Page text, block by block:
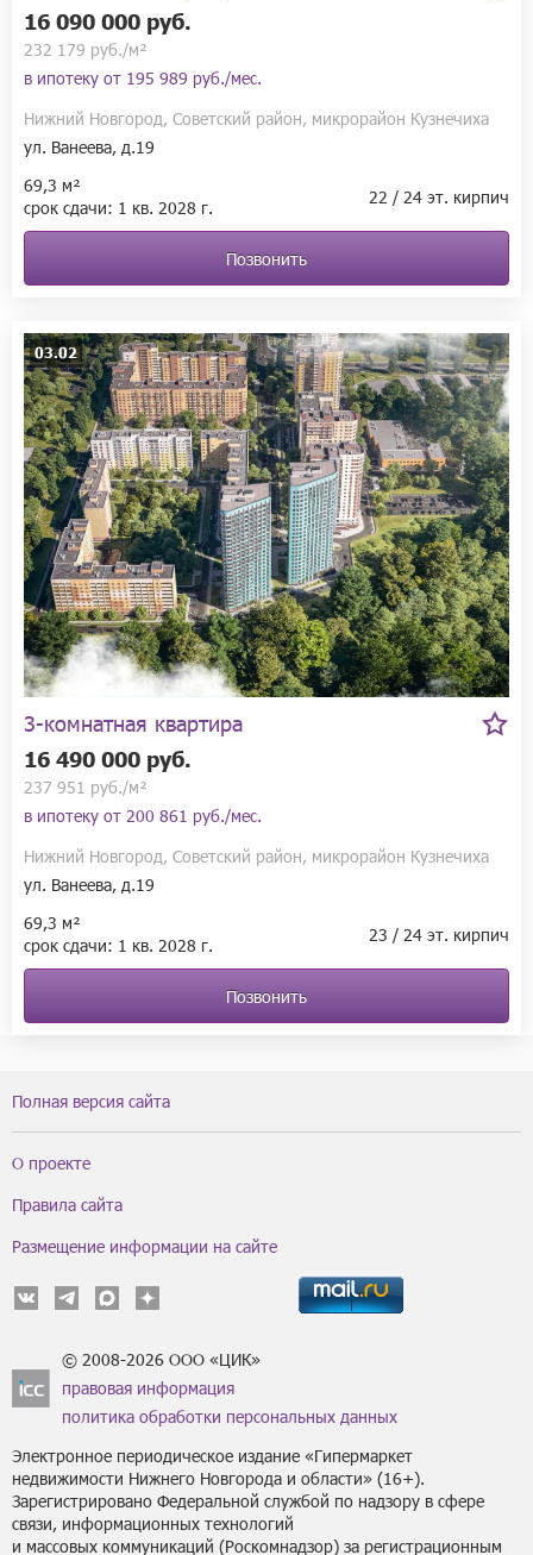
16 090 000 руб.
232 179 руб./м²
в ипотеку от 195 989 руб./мес.
Нижний Новгород, Советский район, микрорайон Кузнечиха
ул. Ванеева, д.19
69,3 м²
срок сдачи: 1 кв. 2028 г. 22 / 24 эт. кирпич
Позвонить
03.02
3-комнатная квартира
16 490 000 руб.
237 951 руб./м²
в ипотеку от 200 861 руб./мес.
Нижний Новгород, Советский район, микрорайон Кузнечиха
ул. Ванеева, д.19
69,3 м²
срок сдачи: 1 кв. 2028 г. 23 / 24 эт. кирпич
Позвонить
Полная версия сайта
О проекте
Правила сайта
Размещение информации на сайте
© 2008-2026 ООО «ЦИК»
правовая информация
политика обработки персональных данных
Электронное периодическое издание «Гипермаркет
недвижимости Нижнего Новгорода и области» (16+).
Зарегистрировано Федеральной службой по надзору в сфере
связи, информационных технологий
и массовых коммуникаций (Роскомнадзор) за регистрационным